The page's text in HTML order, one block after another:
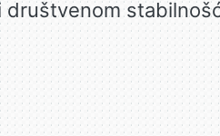
društvenom